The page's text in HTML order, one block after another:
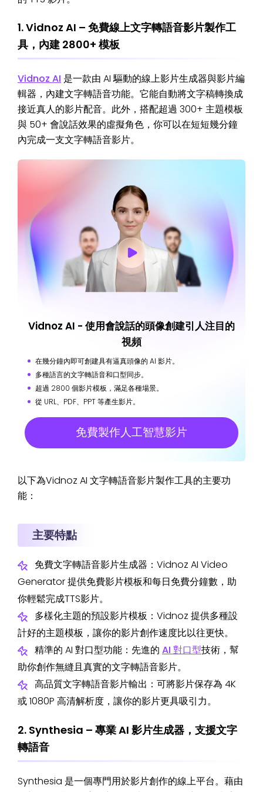
1. Vidnoz AI – 免費線上文字轉語音影片製作工
具，內建 2800+ 模板
Vidnoz AI 是一款由 AI 驅動的線上影片生成器與影片編
輯器，內建文字轉語音功能。它能自動將文字稿轉換成
接近真人的影片配音。此外，搭配超過 300+ 主題模板
與 50+ 會說話效果的虛擬角色，你可以在短短幾分鐘
內完成一支文字轉語音影片。
Vidnoz AI - 使用會說話的頭像創建引人注目的
視頻
在幾分鐘內即可創建具有逼真頭像的 AI 影片。
多種語言的文字轉語音和口型同步。
超過 2800 個影片模板，滿足各種場景。
從 URL、PDF、PPT 等產生影片。
免費製作人工智慧影片
以下為Vidnoz AI 文字轉語音影片製作工具的主要功
能：
主要特點
免費文字轉語音影片生成器：Vidnoz AI Video
Generator 提供免費影片模板和每日免費分鐘數，助
你輕鬆完成TTS影片。
多樣化主題的預設影片模板：Vidnoz 提供多種設
計好的主題模板，讓你的影片創作速度比以往更快。
精準的 AI 對口型功能：先進的 AI 對口型技術，幫
助你創作無縫且真實的文字轉語音影片。
高品質文字轉語音影片輸出：可將影片保存為 4K
或 1080P 高清解析度，讓你的影片更具吸引力。
2. Synthesia – 專業 AI 影片生成器，支援文字
轉語音
Synthesia 是一個專門用於影片創作的線上平台。藉由